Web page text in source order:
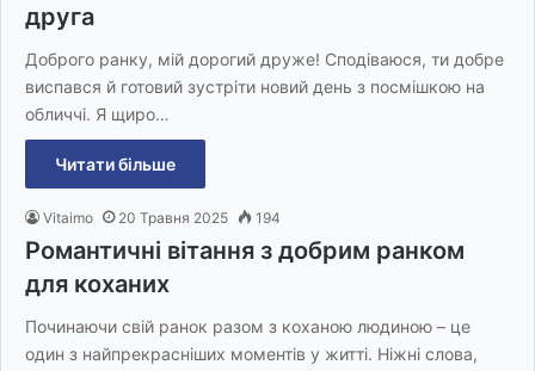
друга
Доброго ранку, мій дорогий друже! Сподіваюся, ти добре
виспався й готовий зустріти новий день з посмішкою на
обличчі. Я щиро…
Читати більше
Vitaimo 20 Травня 2025 194
Романтичні вітання з добрим ранком
для коханих
Починаючи свій ранок разом з коханою людиною – це
один з найпрекрасніших моментів у житті. Ніжні слова,